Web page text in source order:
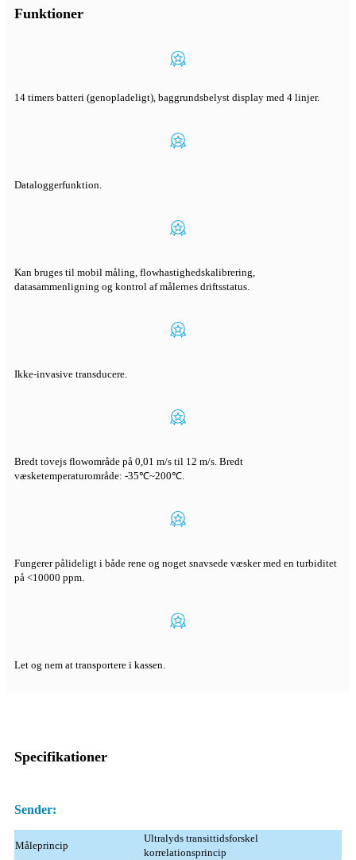
Funktioner
14 timers batteri (genopladeligt), baggrundsbelyst display med 4 linjer.
Dataloggerfunktion.
Kan bruges til mobil måling, flowhastighedskalibrering,
datasammenligning og kontrol af målernes driftsstatus.
Ikke-invasive transducere.
Bredt tovejs flowområde på 0,01 m/s til 12 m/s. Bredt
væsketemperaturområde: -35℃~200℃.
Fungerer pålideligt i både rene og noget snavsede væsker med en turbiditet
på <10000 ppm.
Let og nem at transportere i kassen.
Specifikationer
Sender:
Måleprincip
Ultralyds transittidsforskel
korrelationsprincip